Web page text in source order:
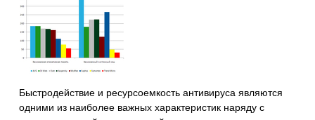
Быстродействие и ресурсоемкость антивируса являются
одними из наиболее важных характеристик наряду с